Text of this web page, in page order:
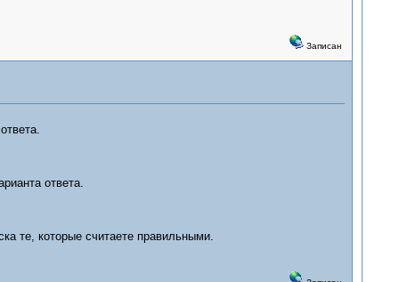
Записан
ответа.
те, которые считаете правильными.